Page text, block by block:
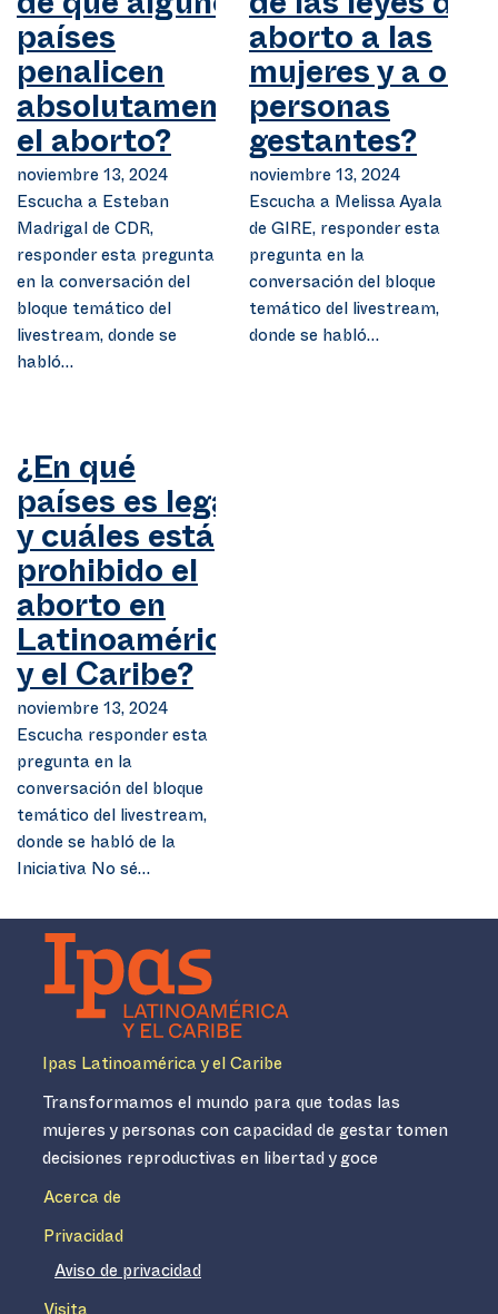
de que algunos
países
penalicen
absolutamente
el aborto?
noviembre 13, 2024
Escucha a Esteban
Madrigal de CDR,
responder esta pregunta
en la conversación del
bloque temático del
livestream, donde se
habló…
de las leyes del
aborto a las
mujeres y a
personas
gestantes?
noviembre 13, 2024
Escucha a Melissa Ayala
de GIRE, responder esta
pregunta en la
conversación del bloque
temático del livestream,
donde se habló…
¿En qué
países es legal
y cuáles está
prohibido el
aborto en
Latinoamérica
y el Caribe?
noviembre 13, 2024
Escucha responder esta
pregunta en la
conversación del bloque
temático del livestream,
donde se habló de la
Iniciativa No sé…
Ipas Latinoamérica y el Caribe
Transformamos el mundo para que todas las
mujeres y personas con capacidad de gestar tomen
decisiones reproductivas en libertad y goce
Acerca de
Privacidad
Aviso de privacidad
Visita